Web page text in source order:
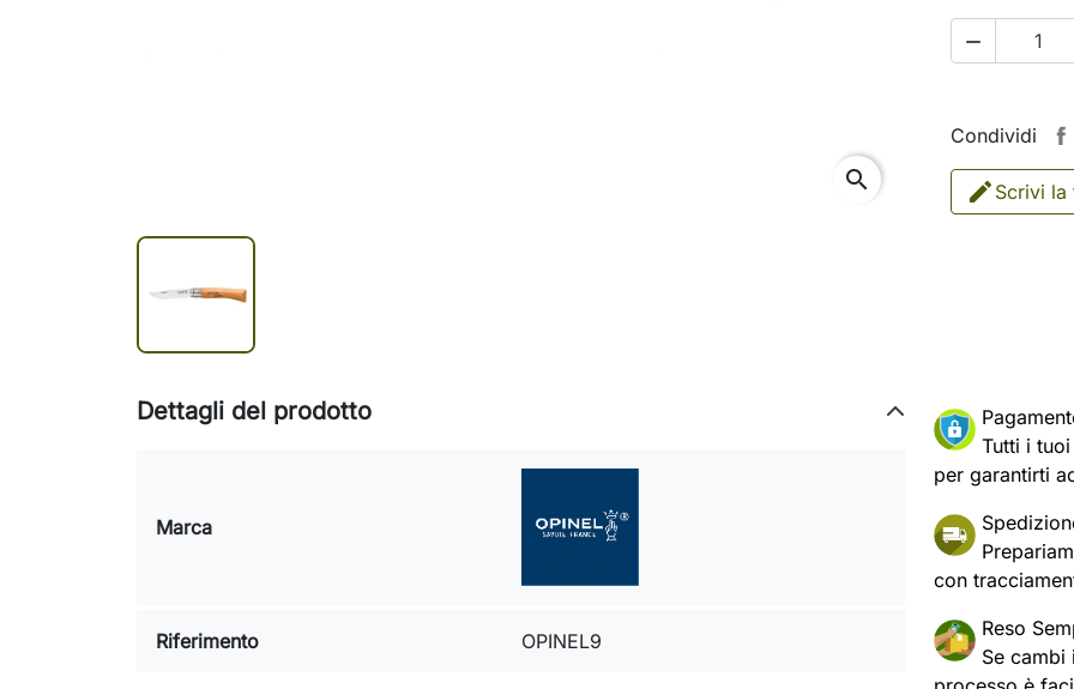
search

Condividi
Scrivi la
Tutti i
per garantirti
con
Reso
Se
Dettagli del prodotto
Marca
Riferimento OPINEL9